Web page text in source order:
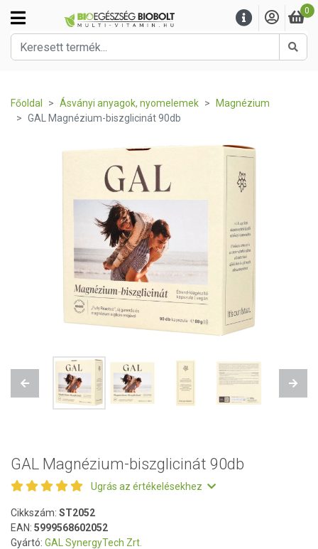
0
Főoldal Ásványi anyagok, nyomelemek
Magnézium
GAL Magnézium-biszglicinát 90db
Previous Next
GAL Magnézium-biszglicinát 90db
Ugrás az értékelésekhez
Cikkszám: ST2052
EAN: 5999568602052
Gyártó: GAL SynergyTech Zrt.